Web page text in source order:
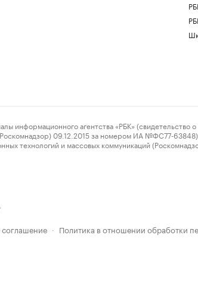
агентства «РБК» (свидетельство о
09.12.2015 за номером ИА №ФС77-63848)
технологий и массовых коммуникаций
соглашение · Политика в отношении обработки